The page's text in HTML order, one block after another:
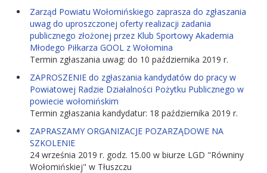
Zarząd Powiatu Wołomińskiego zaprasza do zgłaszania
uwag do uproszczonej oferty realizacji zadania
publicznego złożonej przez Klub Sportowy Akademia
Młodego Piłkarza GOOL z Wołomina
Termin zgłaszania uwag: do 10 października 2019 r.
ZAPROSZENIE do zgłaszania kandydatów do pracy w
Powiatowej Radzie Działalności Pożytku Publicznego w
powiecie wołomińskim
Termin zgłaszania kandydatur: 18 października 2019 r.
ZAPRASZAMY ORGANIZACJE POZARZĄDOWE NA
SZKOLENIE
24 września 2019 r. godz. 15.00 w biurze LGD "Równiny
Wołomińskiej" w Tłuszczu